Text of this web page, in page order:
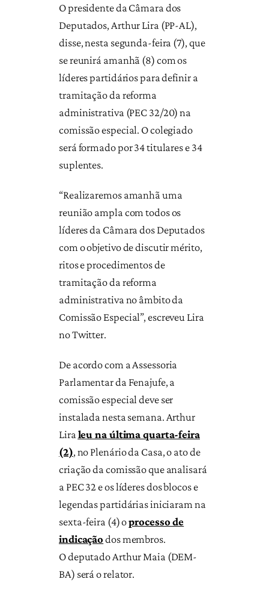
O presidente da Câmara dos
Deputados, Arthur Lira (PP-AL),
disse, nesta segunda-feira (7), que
se reunirá amanhã (8) com os
líderes partidários para definir a
tramitação da reforma
administrativa (PEC 32/20) na
comissão especial. O colegiado
será formado por 34 titulares e 34
suplentes.
“Realizaremos amanhã uma
reunião ampla com todos os
líderes da Câmara dos Deputados
com o objetivo de discutir mérito,
ritos e procedimentos de
tramitação da reforma
administrativa no âmbito da
Comissão Especial”, escreveu Lira
no Twitter.
De acordo com a Assessoria
Parlamentar da Fenajufe, a
comissão especial deve ser
instalada nesta semana. Arthur
Lira leu na última quarta-feira
(2), no Plenário da Casa, o ato de
criação da comissão que analisará
a PEC 32 e os líderes dos blocos e
legendas partidárias iniciaram na
sexta-feira (4) oprocesso de
indicaçãodos membros.
O deputado Arthur Maia (DEM-
BA) será o relator.